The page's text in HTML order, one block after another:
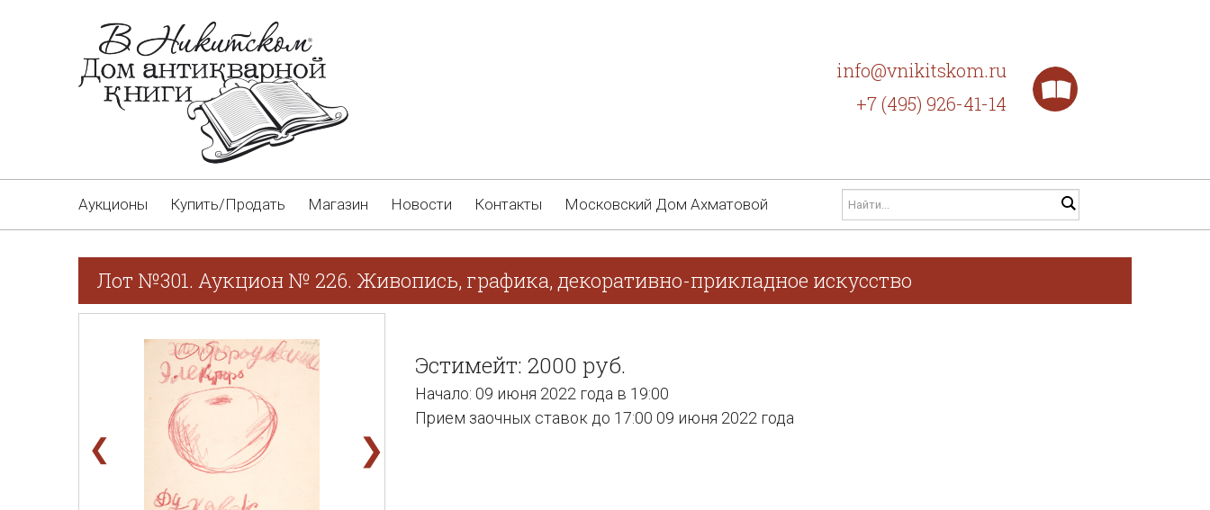
info@vnikitskom.ru
+7 (495) 926-41-14
Аукционы Купить/Продать Магазин Новости Контакты Московский Дом Ахматовой
Лот №301. Аукцион № 226. Живопись, графика, декоративно-прикладное искусство
❮ ❯
Эстимейт: 2000 руб.
Начало: 09 июня 2022 года в 19:00
Прием заочных ставок до 17:00 09 июня 2022 года